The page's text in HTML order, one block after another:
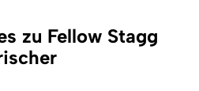
zu Fellow Stagg